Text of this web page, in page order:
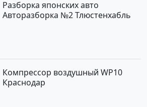
Разборка японских авто
Авторазборка №2 Тлюстенхабль
Компрессор воздушный WP10
Краснодар